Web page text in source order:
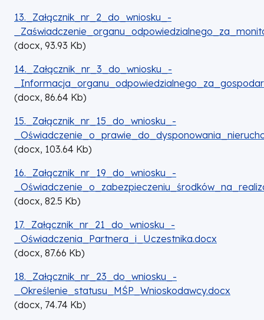
DOKUMENT
13._Załącznik_nr_2_do_wniosku_-
(docx, 93.93 Kb)
DOKUMENT
14._Załącznik_nr_3_do_wniosku_-
(docx, 86.64 Kb)
DOKUMENT
15._Załącznik_nr_15_do_wniosku_-
(docx, 103.64 Kb)
DOKUMENT
16._Załącznik_nr_19_do_wniosku_-
(docx, 82.5 Kb)
DOKUMENT
17._Załącznik_nr_21_do_wniosku_-
_Oświadczenia_Partnera_i_Uczestnika.docx
(docx, 87.66 Kb)
DOKUMENT
18._Załącznik_nr_23_do_wniosku_-
_Określenie_statusu_MŚP_Wnioskodawcy.docx
(docx, 74.74 Kb)